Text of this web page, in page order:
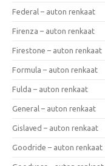
Federal – auton renkaat
Firenza – auton renkaat
Firestone – auton renkaat
Formula – auton renkaat
Fulda – auton renkaat
General – auton renkaat
Gislaved – auton renkaat
Goodride – auton renkaat